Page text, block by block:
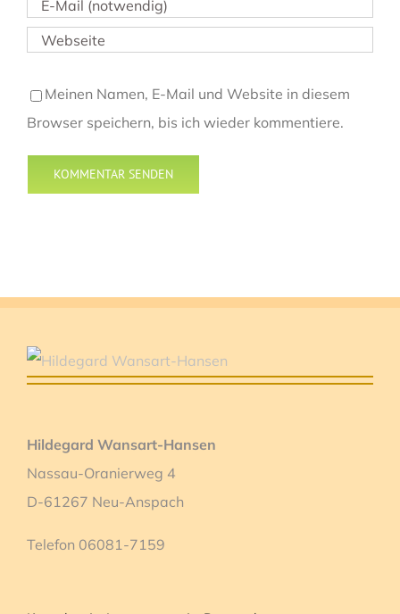
Meinen Namen, E-Mail und Website in diesem
Browser speichern, bis ich wieder kommentiere.
Hildegard Wansart-Hansen
Nassau-Oranierweg 4
D-61267 Neu-Anspach
Telefon 06081-7159